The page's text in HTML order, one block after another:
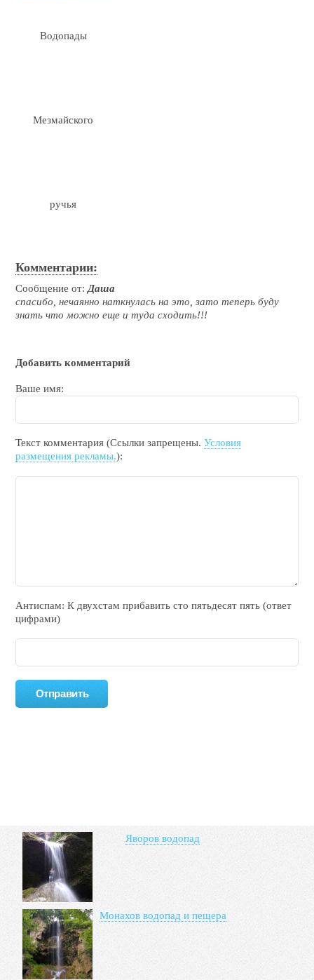
Водопады
Мезмайского
ручья
Комментарии:
Сообщение от:Даша
спасибо, нечаянно наткнулась на это, зато теперь буду
знать что можно еще и туда сходить!!!
Добавить комментарий
Ваше имя:
Текст комментария (Ссылки запрещены.Условия
размещения рекламы.):
Антиспам: К двухcтам прибавить cто пятьдecят пять (ответ
цифрами)
Яворов водопад
Монахов водопад и пещера